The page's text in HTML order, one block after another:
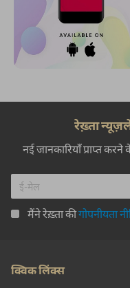
रेख़्ता
नई जानकारियाँ प्राप्त
मैंने रेख़्ता कीगोपनीयता
क्विक लिंक्स